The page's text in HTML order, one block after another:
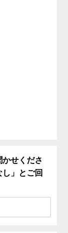
せくださ
」とご回